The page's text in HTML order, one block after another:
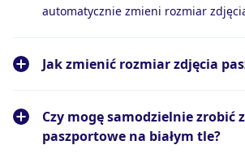
automatycznie zmieni rozmiar
Jak zmienić rozmiar zdjęcia
Czy mogę samodzielnie zrobić
paszportowe na białym tle?